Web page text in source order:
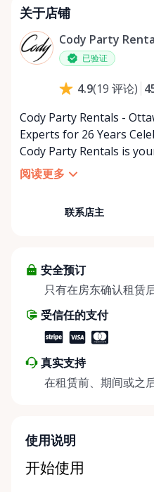
关于店铺
Cody Party
已验证
4.9(19 评论)
Cody Party Rentals -
Experts for 26 Years Celebrating 26 years in Ottawa,
Cody Party Rentals is
things party and event rentals. We’re
partner of Rent
At Cody Party Rentals,
about more than just
helping people enjoy
share instead of buy,
make things easier on
阅读更多
联系店主
安全预订
只有在房东确认租赁
受信任的支付
真实支持
在租赁前、期间或之
使用说明
开始使用